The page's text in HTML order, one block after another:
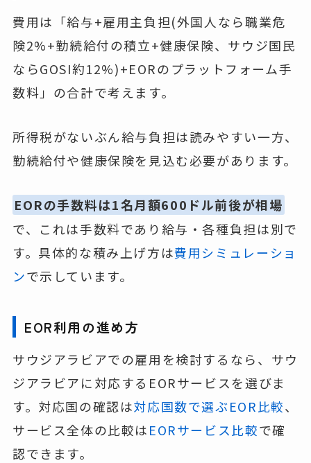
費用は「給与+雇用主負担(外国人なら職業危
険2%+勤続給付の積立+健康保険、サウジ国民
ならGOSI約12%)+EORのプラットフォーム手
数料」の合計で考えます。
所得税がないぶん給与負担は読みやすい一方、
勤続給付や健康保険を見込む必要があります。
EORの手数料は1名月額600ドル前後が相場
で、これは手数料であり給与・各種負担は別で
す。具体的な積み上げ方は費用シミュレーショ
ンで示しています。
EOR利用の進め方
サウジアラビアでの雇用を検討するなら、サウ
ジアラビアに対応するEORサービスを選びま
す。対応国の確認は対応国数で選ぶEOR比較、
サービス全体の比較はEORサービス比較で確
認できます。